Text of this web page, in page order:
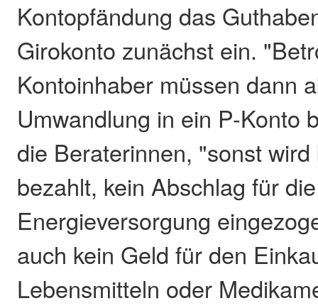
Kontopfändung das
Girokonto zunächst ein.
Kontoinhaber müssen dann
Umwandlung in ein P-Konto
die Beraterinnen, "sonst
bezahlt, kein Abschlag für die
Energieversorgung
auch kein Geld für den
Lebensmitteln oder